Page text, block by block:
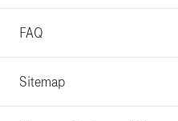
FAQ
Sitemap